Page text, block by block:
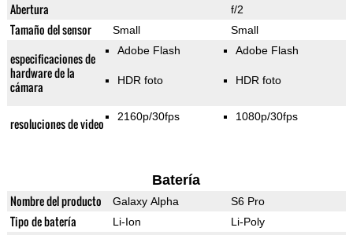
Abertura f/2
Tamaño del sensor Small Small
especificaciones de
hardware de la
cámara
Adobe Flash
HDR foto
Adobe Flash
HDR foto
resoluciones de video 2160p/30fps 1080p/30fps
Batería
Nombre del producto Galaxy Alpha S6 Pro
Tipo de batería Li-Ion Li-Poly